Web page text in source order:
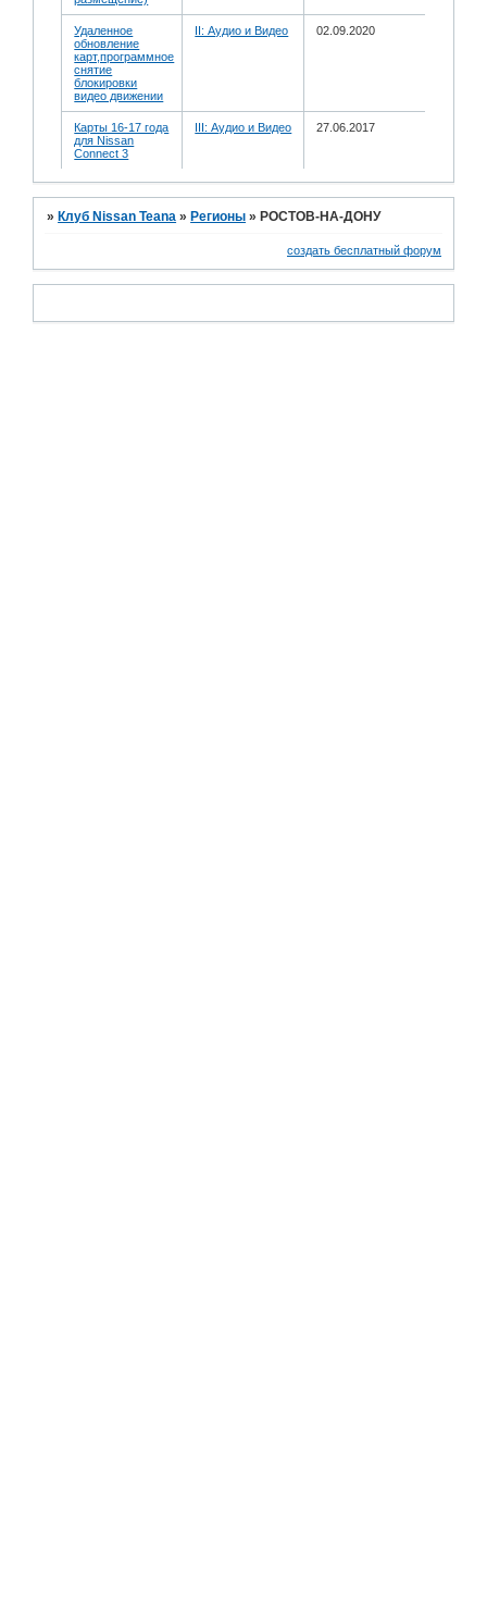
Удаленное
обновление
карт,программное
снятие
блокировки
видео движении
II: Аудио и Bидео 02.09.2020
Карты 16-17 года
для Nissan
Connect 3
III: Аудио и Bидео 27.06.2017
» Клуб Nissan Teana » Регионы » РОСТОВ-НА-ДОНУ
создать бесплатный форум